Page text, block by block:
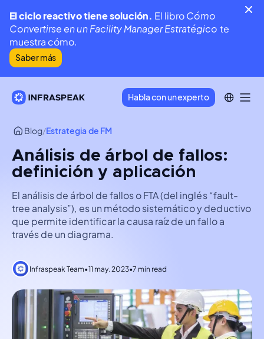
El ciclo reactivo tiene solución. El libroCómo
Convertirse en un Facility Manager Estratégico te
muestra cómo.
Saber más
Habla con un experto
Blog/Estrategia de FM
Análisis de árbol de fallos:
definición y aplicación
El análisis de árbol de fallos o FTA (del inglés “fault-
tree analysis”), es un método sistemático y deductivo
que permite identificar la causa raíz de un fallo a
través de un diagrama.
Infraspeak Team•11 may. 2023•7 min read